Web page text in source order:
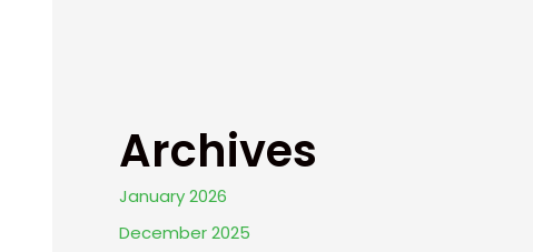
Archives
January 2026
December 2025